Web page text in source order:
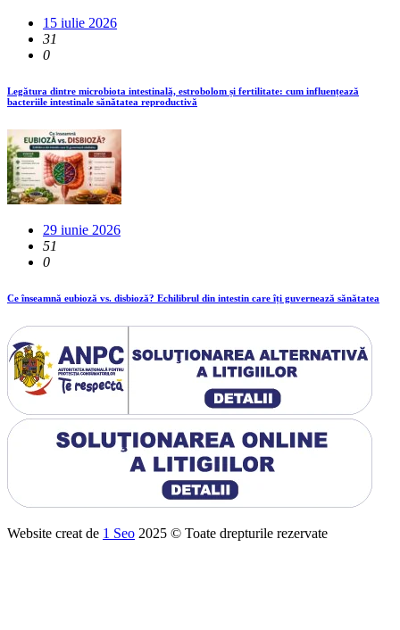
15 iulie 2026
31
0
Legătura dintre microbiota intestinală, estrobolom și fertilitate: cum influențează
bacteriile intestinale sănătatea reproductivă
29 iunie 2026
51
0
Ce înseamnă eubioză vs. disbioză? Echilibrul din intestin care îți guvernează sănătatea
Website creat de 1 Seo 2025 © Toate drepturile rezervate